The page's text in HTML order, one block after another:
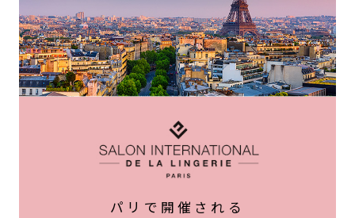
パリで開催される